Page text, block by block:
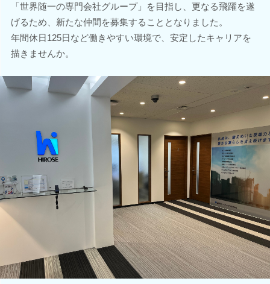
「世界随一の専門会社グループ」を目指し、更なる飛躍を遂
げるため、新たな仲間を募集することとなりました。
年間休日125日など働きやすい環境で、安定したキャリアを
描きませんか。